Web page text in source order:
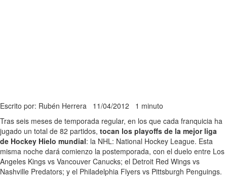
Escrito por: Rubén Herrera 11/04/2012 1 minuto
Tras seis meses de temporada regular, en los que cada franquicia ha
jugado un total de 82 partidos, tocan los playoffs de la mejor liga
de Hockey Hielo mundial: la NHL: National Hockey League. Esta
misma noche dará comienzo la postemporada, con el duelo entre Los
Angeles Kings vs Vancouver Canucks; el Detroit Red Wings vs
Nashville Predators; y el Philadelphia Flyers vs Pittsburgh Penguings.